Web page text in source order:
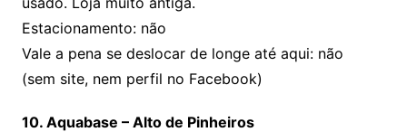
Estacionamento: não
Vale a pena se deslocar de longe até aqui: não
(sem site, nem perfil no Facebook)
10. Aquabase – Alto de Pinheiros